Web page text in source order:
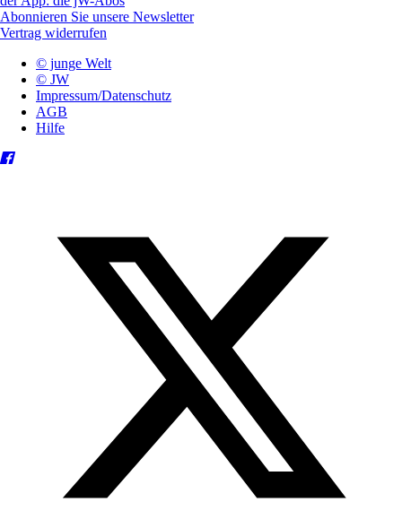
Abonnieren Sie unsere Newsletter
Vertrag widerrufen
© junge Welt
© JW
Impressum/Datenschutz
AGB
Hilfe